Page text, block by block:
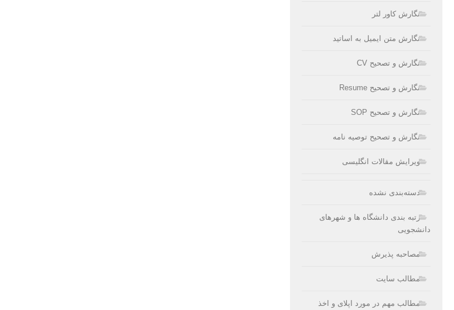
نگارش کاور لتر
نگارش متن ایمیل به اساتید
نگارش و تصحیح CV
نگارش و تصحیح Resume
نگارش و تصحیح SOP
نگارش و تصحیح توصیه نامه
ویرایش مقالات انگلیسی
دسته‌بندی نشده
رتبه بندی دانشگاه ها و شهرهای
دانشجویی
مصاحبه پذیرش
مطالب سایت
مطالب مهم در مورد اپلای و اخذ